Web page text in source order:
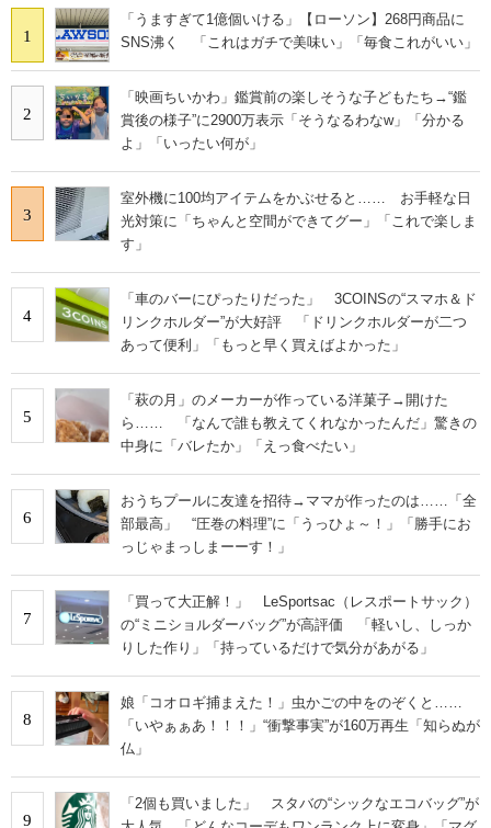
1
「うますぎて1億個いける」【ローソン】268円商品に
SNS沸く 「これはガチで美味い」「毎食これがいい」
2
「映画ちいかわ」鑑賞前の楽しそうな子どもたち→“鑑
賞後の様子”に2900万表示「そうなるわなw」「分かる
よ」「いったい何が」
3
室外機に100均アイテムをかぶせると…… お手軽な日
光対策に「ちゃんと空間ができてグー」「これで楽しま
す」
4
「車のバーにぴったりだった」 3COINSの“スマホ＆ド
リンクホルダー”が大好評 「ドリンクホルダーが二つ
あって便利」「もっと早く買えばよかった」
5
「萩の月」のメーカーが作っている洋菓子→開けた
ら…… 「なんで誰も教えてくれなかったんだ」驚きの
中身に「バレたか」「えっ食べたい」
6
おうちプールに友達を招待→ママが作ったのは……「全
部最高」 “圧巻の料理”に「うっひょ～！」「勝手にお
っじゃまっしまーーす！」
7
「買って大正解！」 LeSportsac（レスポートサック）
の“ミニショルダーバッグ”が高評価 「軽いし、しっか
りした作り」「持っているだけで気分があがる」
8
娘「コオロギ捕まえた！」虫かごの中をのぞくと……
「いやぁぁあ！！！」“衝撃事実”が160万再生「知らぬが
仏」
9
「2個も買いました」 スタバの“シックなエコバッグ”が